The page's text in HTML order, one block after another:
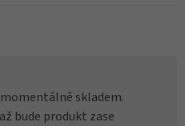
skladem.
bude produkt zase